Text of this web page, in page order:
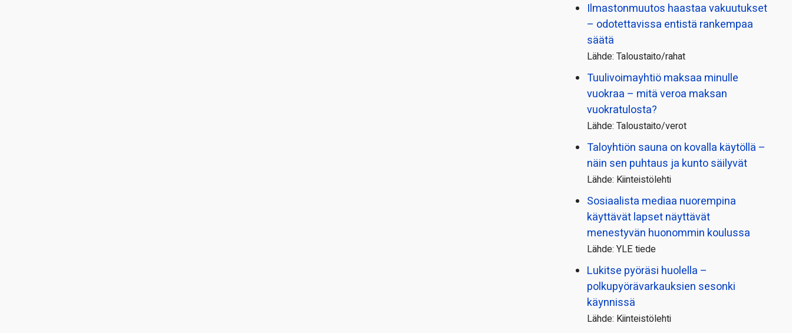
Ilmastonmuutos haastaa vakuutukset
– odotettavissa entistä rankempaa
säätä
Lähde: Taloustaito/rahat
Tuulivoimayhtiö maksaa minulle
vuokraa – mitä veroa maksan
vuokratulosta?
Lähde: Taloustaito/verot
Taloyhtiön sauna on kovalla käytöllä –
näin sen puhtaus ja kunto säilyvät
Lähde: Kiinteistölehti
Sosiaalista mediaa nuorempina
käyttävät lapset näyttävät
menestyvän huonommin koulussa
Lähde: YLE tiede
Lukitse pyöräsi huolella –
polkupyörävarkauksien sesonki
käynnissä
Lähde: Kiinteistölehti